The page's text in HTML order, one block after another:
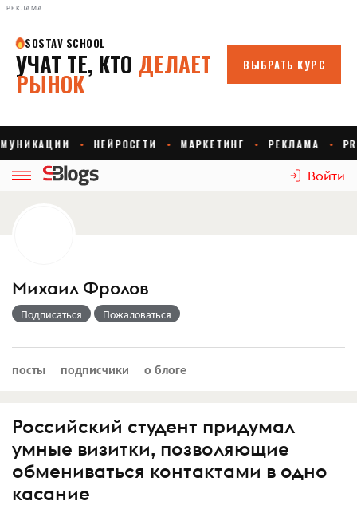
РЕКЛАМА
Войти
Михаил Фролов
Подписаться Пожаловаться
посты подписчики о блоге
Российский студент придумал
умные визитки, позволяющие
обмениваться контактами в одно
касание